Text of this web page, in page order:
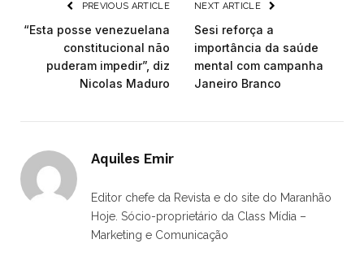
PREVIOUS ARTICLE
“Esta posse venezuelana
constitucional não
puderam impedir”, diz
Nicolas Maduro
NEXT ARTICLE
Sesi reforça a
importância da saúde
mental com campanha
Janeiro Branco
Aquiles Emir
Editor chefe da Revista e do site do Maranhão
Hoje. Sócio-proprietário da Class Mídia –
Marketing e Comunicação